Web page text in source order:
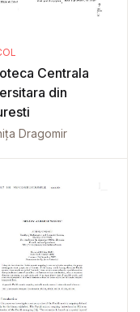
Centrala
din
Dragomir